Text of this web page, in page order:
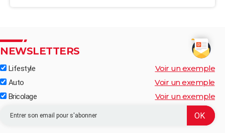
NEWSLETTERS
Lifestyle Voir un exemple
Auto Voir un exemple
Bricolage Voir un exemple